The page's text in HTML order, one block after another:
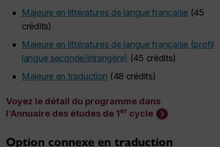
Majeure en littératures de langue française(45
crédits)
Majeure en littératures de langue française (profil
langue seconde/étrangère) (45 crédits)
Majeure en traduction (48 crédits)
Voyez le détail du programme dans
l’Annuaire des études de 1er cycle
Option connexe en traduction